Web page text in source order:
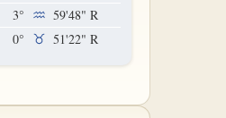
3° 59'48" R
0° 51'22" R